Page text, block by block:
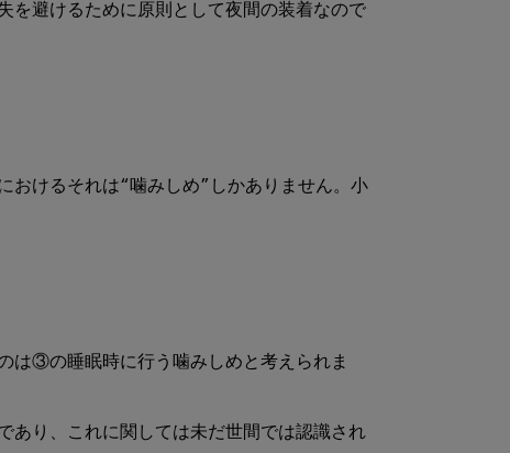
を避けるために原則として夜間の装着なので
おけるそれは“噛みしめ”しかありません。小
は③の睡眠時に行う噛みしめと考えられま
あり、これに関しては未だ世間では認識され